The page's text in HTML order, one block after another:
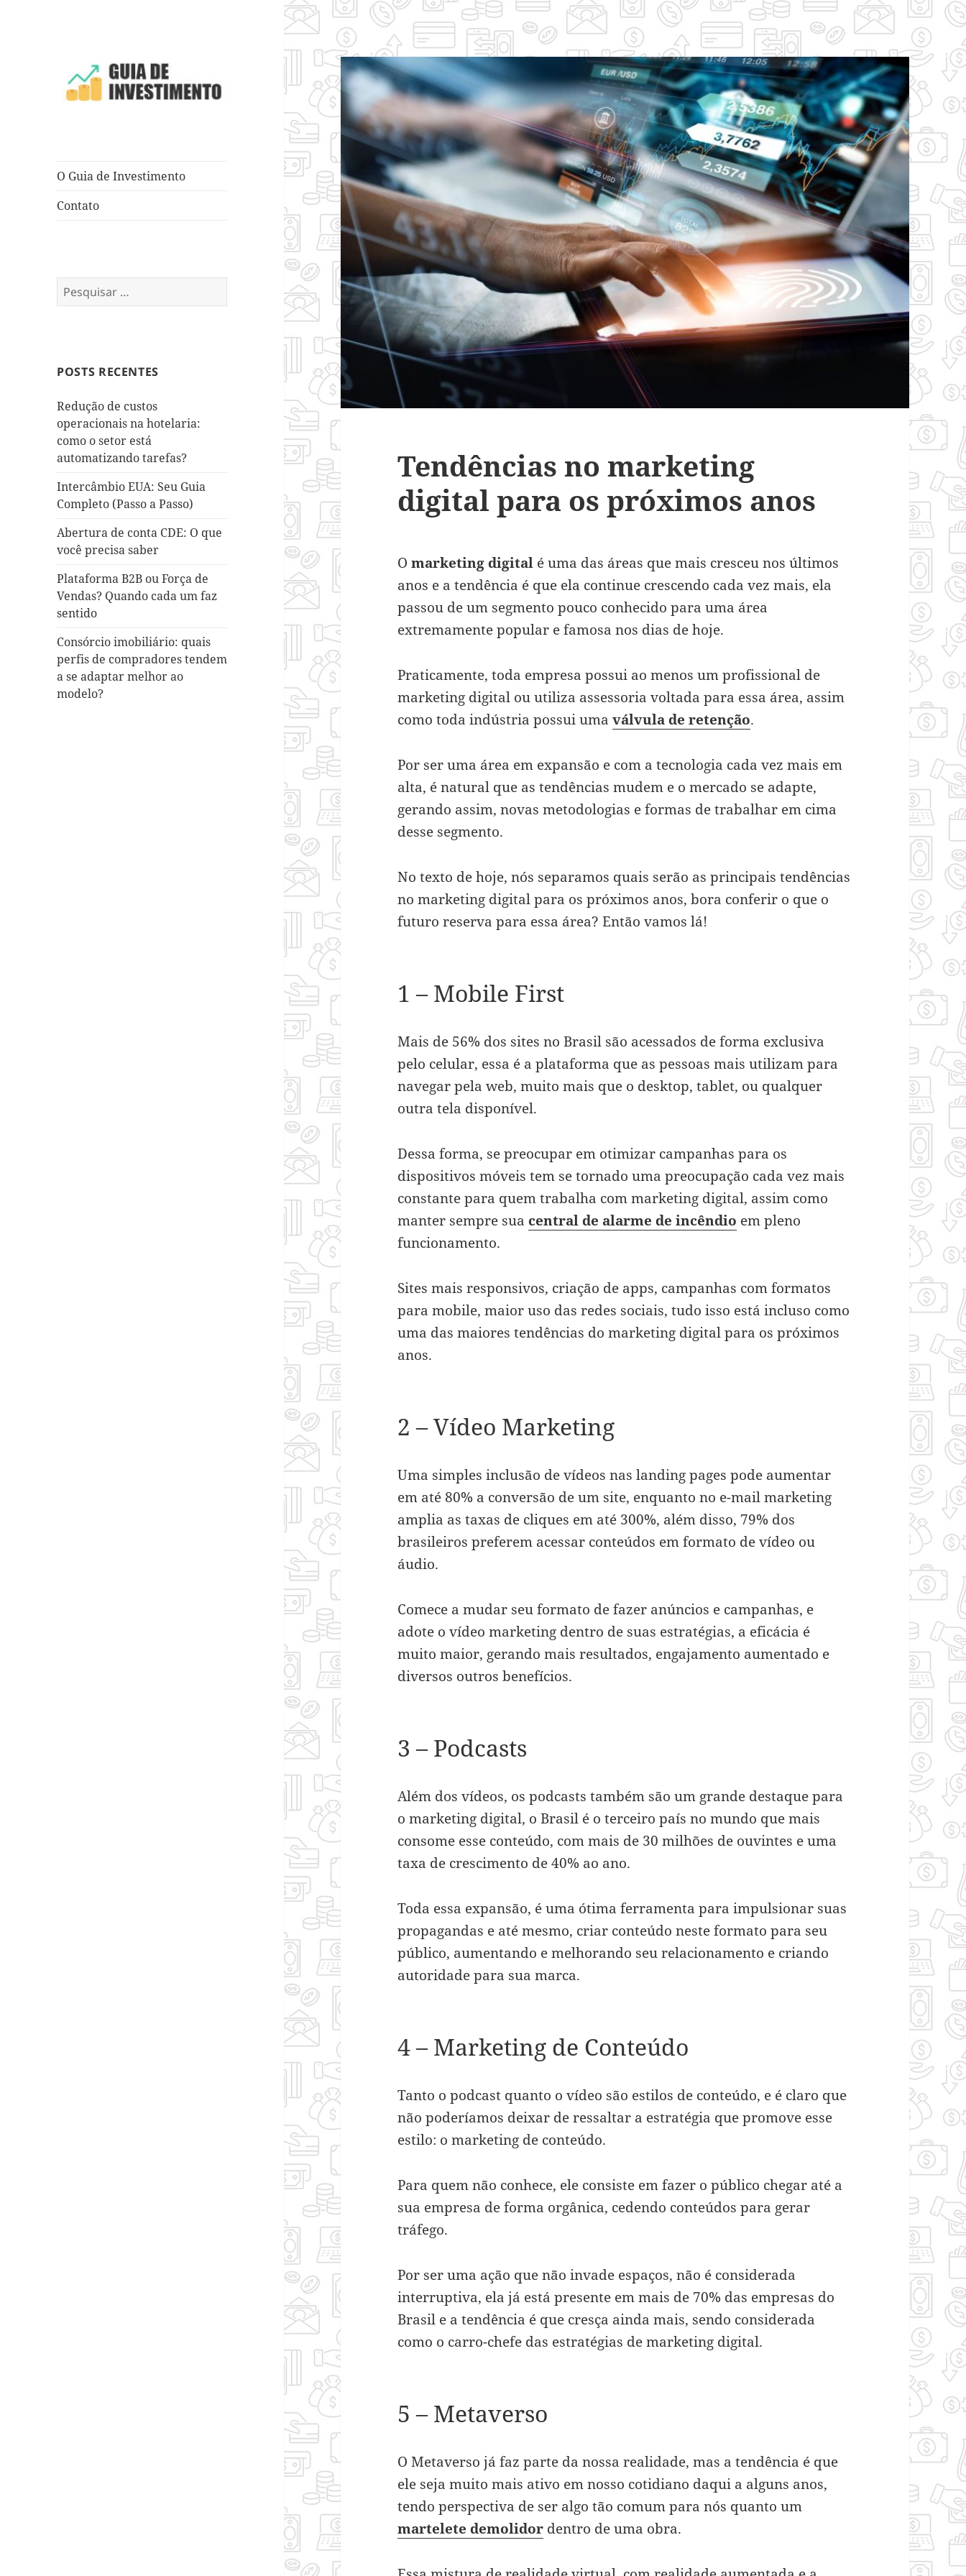
O Guia de Investimento
Contato
Pesquisar
por:
POSTS RECENTES
Redução de custos
operacionais na hotelaria:
como o setor está
automatizando tarefas?
Intercâmbio EUA: Seu Guia
Completo (Passo a Passo)
Abertura de conta CDE: O que
você precisa saber
Plataforma B2B ou Força de
Vendas? Quando cada um faz
sentido
Consórcio imobiliário: quais
perfis de compradores tendem
a se adaptar melhor ao
modelo?
Tendências no marketing
digital para os próximos anos
Omarketing digital é uma das áreas que mais cresceu nos últimos
anos e a tendência é que ela continue crescendo cada vez mais, ela
passou de um segmento pouco conhecido para uma área
extremamente popular e famosa nos dias de hoje.
Praticamente, toda empresa possui ao menos um profissional de
marketing digital ou utiliza assessoria voltada para essa área, assim
como toda indústria possui umaválvula de retenção.
Por ser uma área em expansão e com a tecnologia cada vez mais em
alta, é natural que as tendências mudem e o mercado se adapte,
gerando assim, novas metodologias e formas de trabalhar em cima
desse segmento.
No texto de hoje, nós separamos quais serão as principais tendências
no marketing digital para os próximos anos, bora conferir o que o
futuro reserva para essa área? Então vamos lá!
1 – Mobile First
Mais de 56% dos sites no Brasil são acessados de forma exclusiva
pelo celular, essa é a plataforma que as pessoas mais utilizam para
navegar pela web, muito mais que o desktop, tablet, ou qualquer
outra tela disponível.
Dessa forma, se preocupar em otimizar campanhas para os
dispositivos móveis tem se tornado uma preocupação cada vez mais
constante para quem trabalha com marketing digital, assim como
manter sempre sua central de alarme de incêndio em pleno
funcionamento.
Sites mais responsivos, criação de apps, campanhas com formatos
para mobile, maior uso das redes sociais, tudo isso está incluso como
uma das maiores tendências do marketing digital para os próximos
anos.
2 – Vídeo Marketing
Uma simples inclusão de vídeos nas landing pages pode aumentar
em até 80% a conversão de um site, enquanto no e-mail marketing
amplia as taxas de cliques em até 300%, além disso, 79% dos
brasileiros preferem acessar conteúdos em formato de vídeo ou
áudio.
Comece a mudar seu formato de fazer anúncios e campanhas, e
adote o vídeo marketing dentro de suas estratégias, a eficácia é
muito maior, gerando mais resultados, engajamento aumentado e
diversos outros benefícios.
3 – Podcasts
Além dos vídeos, os podcasts também são um grande destaque para
o marketing digital, o Brasil é o terceiro país no mundo que mais
consome esse conteúdo, com mais de 30 milhões de ouvintes e uma
taxa de crescimento de 40% ao ano.
Toda essa expansão, é uma ótima ferramenta para impulsionar suas
propagandas e até mesmo, criar conteúdo neste formato para seu
público, aumentando e melhorando seu relacionamento e criando
autoridade para sua marca.
4 – Marketing de Conteúdo
Tanto o podcast quanto o vídeo são estilos de conteúdo, e é claro que
não poderíamos deixar de ressaltar a estratégia que promove esse
estilo: o marketing de conteúdo.
Para quem não conhece, ele consiste em fazer o público chegar até a
sua empresa de forma orgânica, cedendo conteúdos para gerar
tráfego.
Por ser uma ação que não invade espaços, não é considerada
interruptiva, ela já está presente em mais de 70% das empresas do
Brasil e a tendência é que cresça ainda mais, sendo considerada
como o carro-chefe das estratégias de marketing digital.
5 – Metaverso
O Metaverso já faz parte da nossa realidade, mas a tendência é que
ele seja muito mais ativo em nosso cotidiano daqui a alguns anos,
tendo perspectiva de ser algo tão comum para nós quanto um
martelete demolidor dentro de uma obra.